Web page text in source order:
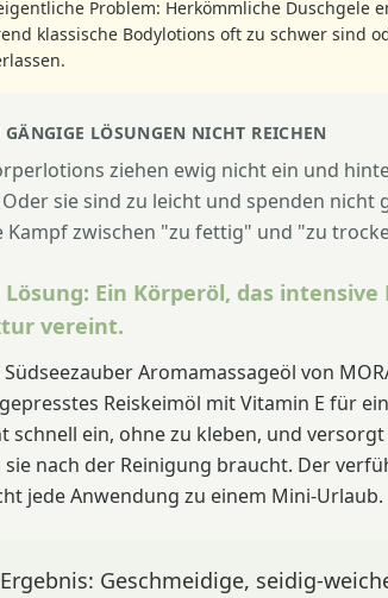
Problem: Herkömmliche Duschgele
klassische Bodylotions oft zu schwer sind
LÖSUNGEN NICHT REICHEN
ziehen ewig nicht ein und
sie sind zu leicht und spenden nicht
Kampf zwischen "zu fettig" und "zu
Lösung: Ein Körperöl, das
vereint.
Südseezauber Aromamassageöl von
Reiskeimöl mit Vitamin E für
schnell ein, ohne zu kleben, und
sie nach der Reinigung braucht. Der
jede Anwendung zu einem Mini-Urlaub.
Geschmeidige, seidig-